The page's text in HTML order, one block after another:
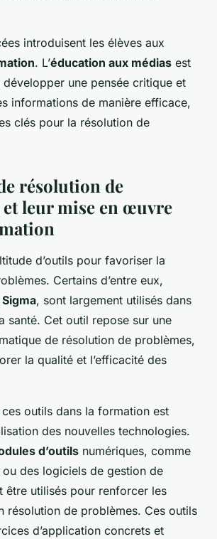
introduisent les élèves aux
. L’éducation aux médias est
une pensée critique et
informations de manière efficace,
clés pour la résolution de
résolution de
leur mise en œuvre
d’outils pour favoriser la
Certains d’entre eux,
, sont largement utilisés dans
santé. Cet outil repose sur une
de résolution de problèmes,
la qualité et l’efficacité des
ces outils dans la formation est
des nouvelles technologies.
d’outils numériques, comme
ou des logiciels de gestion de
être utilisés pour renforcer les
résolution de problèmes. Ces outils
d’application concrets et